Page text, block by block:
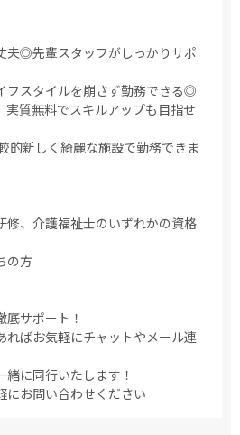
夫◎先輩スタッフがしっかりサポ
フスタイルを崩さず勤務できる◎
実質無料でスキルアップも目指せ
的新しく綺麗な施設で勤務できま
修、介護福祉士のいずれかの資格
の方
底サポート！
ればお気軽にチャットやメール連
緒に同行いたします！
にお問い合わせください